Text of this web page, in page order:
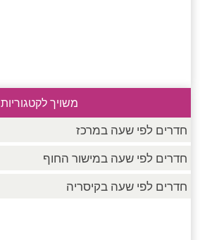
משויך לקטגוריות
חדרים לפי שעה במרכז
חדרים לפי שעה במישור החוף
חדרים לפי שעה בקיסריה